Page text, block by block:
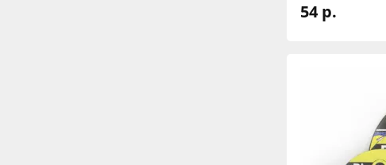
54 р.